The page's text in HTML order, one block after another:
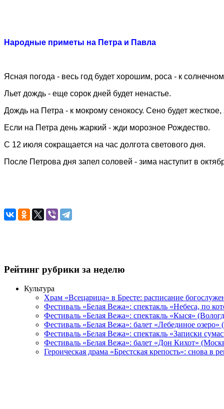
Народные приметы на Петра и Павла
Ясная погода - весь год будет хорошим, роса - к
Льет дождь - еще сорок дней будет ненастье.
Дождь на Петра - к мокрому сенокосу. Сено будет
Если на Петра день жаркий - жди морозное Рождество.
С 12 июля сокращается на час долгота светового дня.
После Петрова дня запел соловей - зима наступит в
Рейтинг рубрики за неделю
Культура
Храм «Всецарица» в Бресте: расписание
Фестиваль «Белая Вежа»: спектакль «Небеса, по
Фестиваль «Белая Вежа»: спектакль «Кыся»
Фестиваль «Белая Вежа»: балет «Лебединое
Фестиваль «Белая Вежа»: спектакль «Записки
Фестиваль «Белая Вежа»: балет «Дон Кихот»
Героическая драма «Брестская крепость»: снова в